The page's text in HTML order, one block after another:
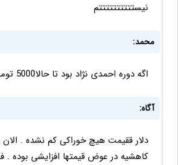
نیستتتتتتتتتتم
محمد:
اگه دوره احمدی نژاد بود تا حالا5000 تومان شده بود دلار
آگاه:
دلار ققیمت هیچ خوراکی کم نشده . الان
کاهشیه در عوض قیمتها افزایشی بوده .